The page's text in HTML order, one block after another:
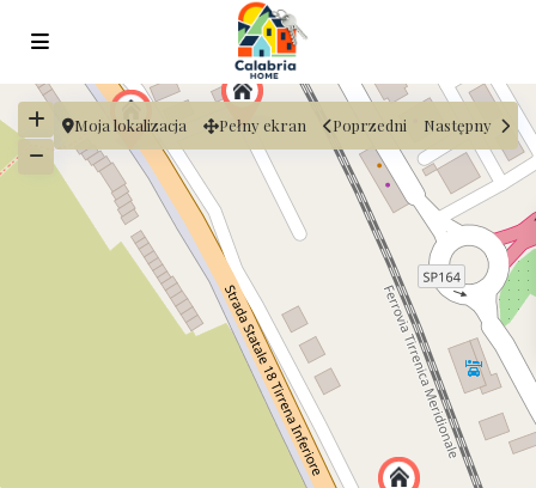
Moja lokalizacja Pełny ekran Poprzedni Następny